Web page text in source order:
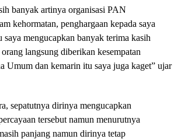
banyak artinya organisasi PAN
kehormatan, penghargaan kepada saya
saya mengucapkan banyak terima kasih
langsung diberikan kesempatan
Umum dan kemarin itu saya juga kaget” ujar
sepatutnya dirinya mengucapkan
tersebut namun menurutnya
panjang namun dirinya tetap